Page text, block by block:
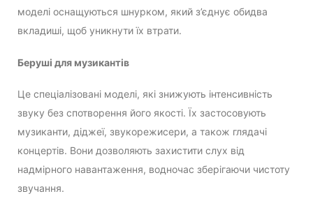
моделі оснащуються шнурком, який з’єднує обидва
вкладиші, щоб уникнути їх втрати.
Беруші для музикантів
Це спеціалізовані моделі, які знижують інтенсивність
звуку без спотворення його якості. Їх застосовують
музиканти, діджеї, звукорежисери, а також глядачі
концертів. Вони дозволяють захистити слух від
надмірного навантаження, водночас зберігаючи чистоту
звучання.